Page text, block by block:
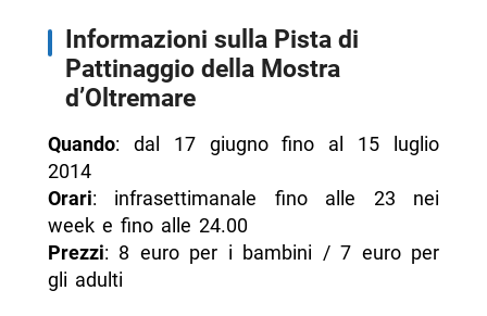
Informazioni sulla Pista di
Pattinaggio della Mostra
d’Oltremare
Quando: dal 17 giugno fino al 15 luglio
2014
Orari: infrasettimanale fino alle 23 nei
week e fino alle 24.00
Prezzi: 8 euro per i bambini / 7 euro per
gli adulti